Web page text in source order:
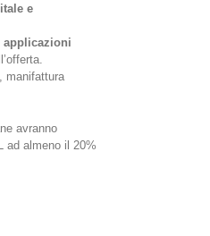
e
applicazioni
manifattura
avranno
ad almeno il 20%